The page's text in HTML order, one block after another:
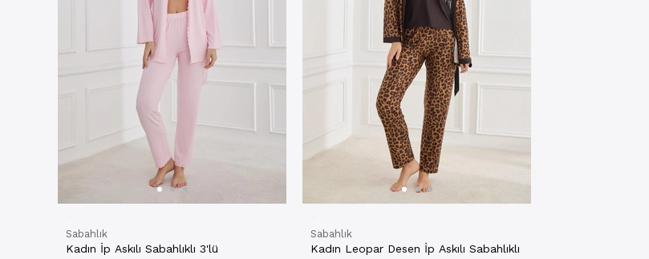
Sabahlık
Kadın İp Askılı Sabahlıklı 3'lü
Sabahlık
Kadın Leopar Desen İp Askılı Sabahlıklı